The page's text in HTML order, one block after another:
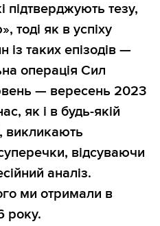
підтверджують тезу,
тоді як в успіху
із таких епізодів —
операція Сил
— вересень 2023
як і в будь-якій
викликають
відсуваючи
аналіз.
ми отримали в
року.